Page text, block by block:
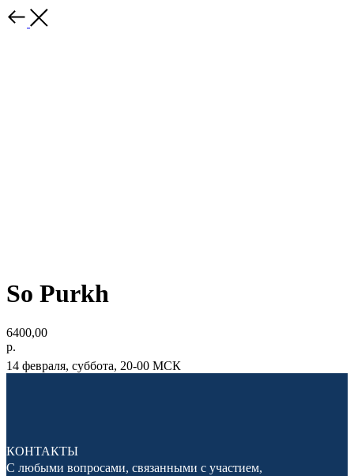
So Purkh
6400,00
р.
14 февраля, суббота, 20-00 МСК
КОНТАКТЫ
С любыми вопросами, связанными с участием,